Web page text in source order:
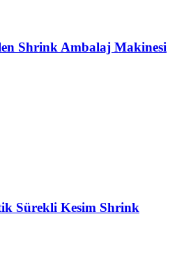
Shrink Ambalaj Makinesi
Sürekli Kesim Shrink